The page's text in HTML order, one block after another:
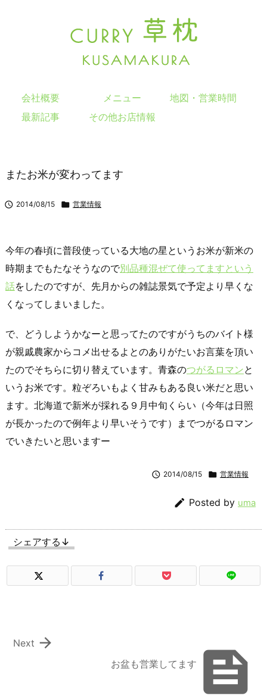
会社概要 メニュー
地図・営業時間
最新記事
その他お店情報
またお米が変わってます
 2014/08/15  営業情報
今年の春頃に普段使っている大地の星というお米が新米の
時期までもたなそうなので別品種混ぜて使ってますという
話をしたのですが、先月からの雑誌景気で予定より早くな
くなってしまいました。
で、どうしようかなーと思ってたのですがうちのバイト様
が親戚農家からコメ出せるよとのありがたいお言葉を頂い
たのでそちらに切り替えています。青森のつがるロマンと
いうお米です。粒ぞろいもよく甘みもある良い米だと思い
ます。北海道で新米が採れる９月中旬くらい（今年は日照
が長かったので例年より早いそうです）までつがるロマン
でいきたいと思いますー
 2014/08/15  営業情報
 Posted by uma
シェアする↓

お盆も営業してます

Next